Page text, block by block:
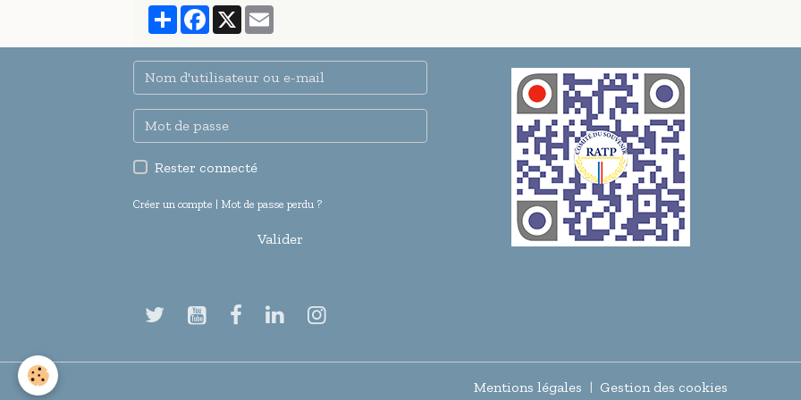
PartagerFacebook
X
Rester connecté
Créer un compte | Mot de passe perdu ?
Valider
Mentions légales Gestion des cookies